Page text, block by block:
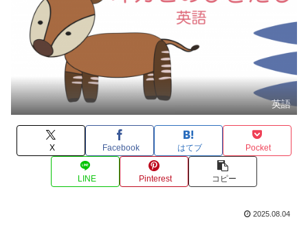
英語
X Facebook はてブ Pocket
LINE Pinterest コピー
2025.08.04